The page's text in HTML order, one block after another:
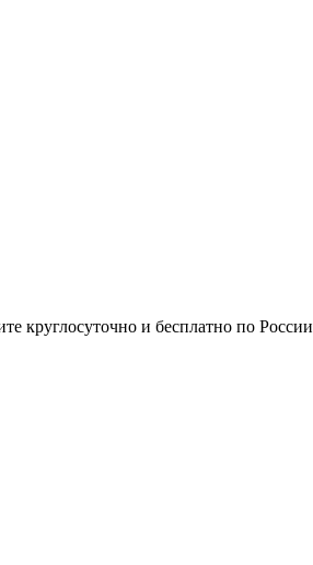
круглосуточно и бесплатно по России